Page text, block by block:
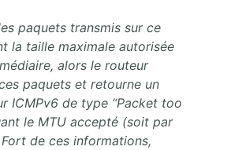
les paquets transmis sur ce
la taille maximale autorisée
alors le routeur
paquets et retourne un
ICMPv6 de type “Packet too
le MTU accepté (soit par
de ces informations,